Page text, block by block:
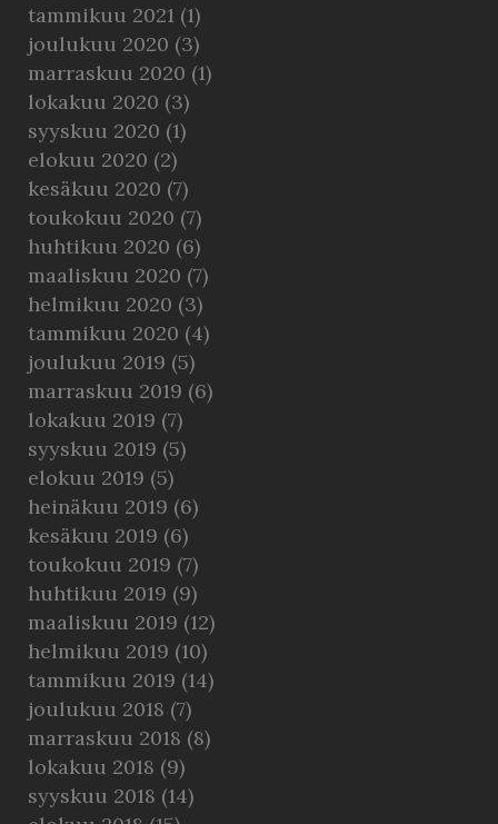
tammikuu 2021 (1)
joulukuu 2020 (3)
marraskuu 2020 (1)
lokakuu 2020 (3)
syyskuu 2020 (1)
elokuu 2020 (2)
kesäkuu 2020 (7)
toukokuu 2020 (7)
huhtikuu 2020 (6)
maaliskuu 2020 (7)
helmikuu 2020 (3)
tammikuu 2020 (4)
joulukuu 2019 (5)
marraskuu 2019 (6)
lokakuu 2019 (7)
syyskuu 2019 (5)
elokuu 2019 (5)
heinäkuu 2019 (6)
kesäkuu 2019 (6)
toukokuu 2019 (7)
huhtikuu 2019 (9)
maaliskuu 2019 (12)
helmikuu 2019 (10)
tammikuu 2019 (14)
joulukuu 2018 (7)
marraskuu 2018 (8)
lokakuu 2018 (9)
syyskuu 2018 (14)